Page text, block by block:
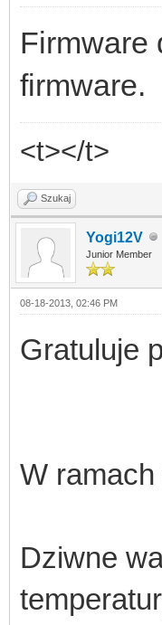
Firmware
firmware.
<t></t>
Szukaj
Yogi12V
Junior Member
08-18-2013, 02:46 PM
Gratuluje
W ramach
Dziwne